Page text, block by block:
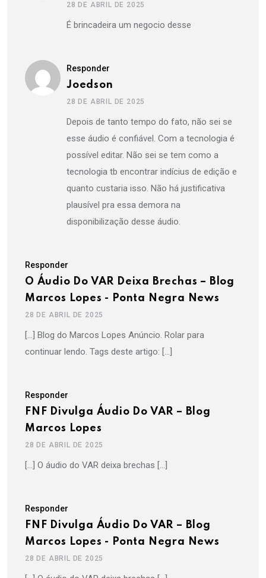
28 DE ABRIL DE 2025
É brincadeira um negocio desse
Responder
Joedson
28 DE ABRIL DE 2025
Depois de tanto tempo do fato, não sei se
esse áudio é confiável. Com a tecnologia é
possível editar. Não sei se tem como a
tecnologia tb encontrar indícius de edição e
quanto custaria isso. Não há justificativa
plausível pra essa demora na
disponibilização desse áudio.
Responder
O Áudio Do VAR Deixa Brechas – Blog
Marcos Lopes - Ponta Negra News
28 DE ABRIL DE 2025
[…] Blog do Marcos Lopes Anúncio. Rolar para
continuar lendo. Tags deste artigo: […]
Responder
FNF Divulga Áudio Do VAR – Blog
Marcos Lopes
28 DE ABRIL DE 2025
[…] O áudio do VAR deixa brechas […]
Responder
FNF Divulga Áudio Do VAR – Blog
Marcos Lopes - Ponta Negra News
28 DE ABRIL DE 2025